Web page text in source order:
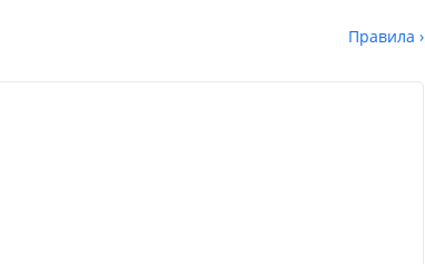
Правила ›